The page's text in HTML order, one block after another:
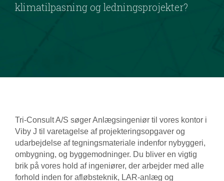
klimatilpasning og ledningsprojekter?
Tri-Consult A/S søger Anlægsingeniør til vores kontor i
Viby J til varetagelse af projekteringsopgaver og
udarbejdelse af tegningsmateriale indenfor nybyggeri,
ombygning, og byggemodninger. Du bliver en vigtig
brik på vores hold af ingeniører, der arbejder med alle
forhold inden for afløbsteknik, LAR-anlæg og